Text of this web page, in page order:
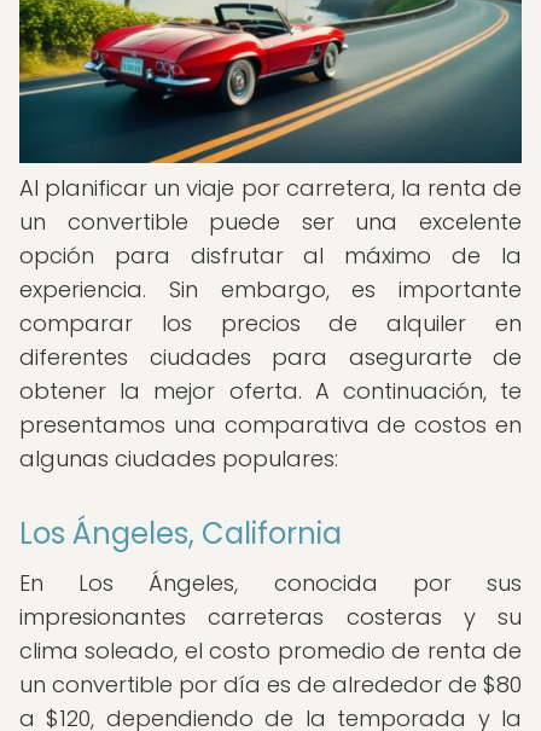
Al planificar un viaje por carretera, la renta de
un convertible puede ser una excelente
opción para disfrutar al máximo de la
experiencia. Sin embargo, es importante
comparar los precios de alquiler en
diferentes ciudades para asegurarte de
obtener la mejor oferta. A continuación, te
presentamos una comparativa de costos en
algunas ciudades populares:
Los Ángeles, California
En Los Ángeles, conocida por sus
impresionantes carreteras costeras y su
clima soleado, el costo promedio de renta de
un convertible por día es de alrededor de $80
a $120, dependiendo de la temporada y la